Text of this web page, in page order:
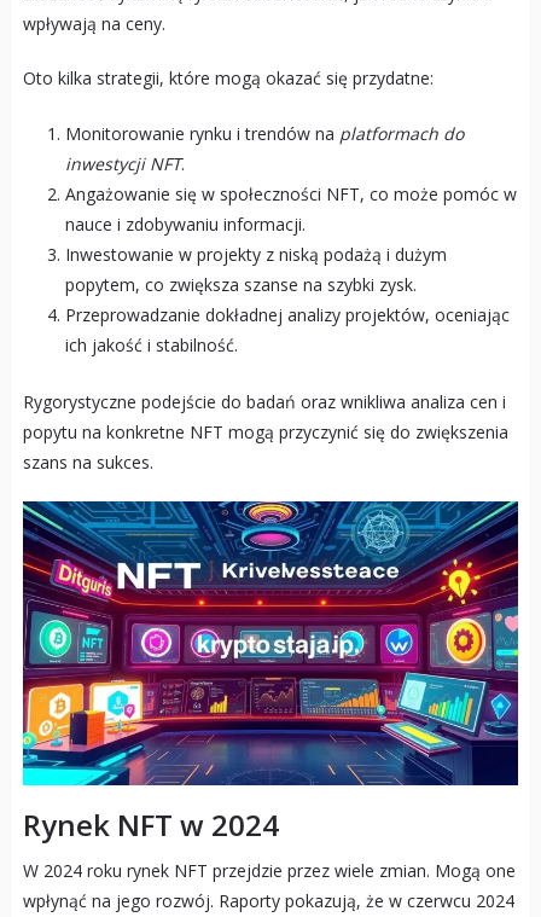
wpływają na ceny.
Oto kilka strategii, które mogą okazać się przydatne:
Monitorowanie rynku i trendów na platformach do
inwestycji NFT.
Angażowanie się w społeczności NFT, co może pomóc w
nauce i zdobywaniu informacji.
Inwestowanie w projekty z niską podażą i dużym
popytem, co zwiększa szanse na szybki zysk.
Przeprowadzanie dokładnej analizy projektów, oceniając
ich jakość i stabilność.
Rygorystyczne podejście do badań oraz wnikliwa analiza cen i
popytu na konkretne NFT mogą przyczynić się do zwiększenia
szans na sukces.
Rynek NFT w 2024
W 2024 roku rynek NFT przejdzie przez wiele zmian. Mogą one
wpłynąć na jego rozwój. Raporty pokazują, że w czerwcu 2024